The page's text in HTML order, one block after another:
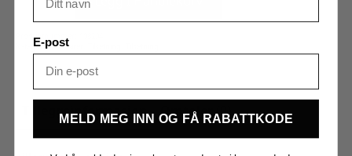
antall
Produktnummer:
Kategorier:Råvarer
Tilleggsinformasjon Omtaler (0)
E-post
MELD MEG INN OG FÅ RABATTKODE